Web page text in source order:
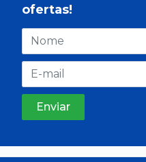
ofertas!